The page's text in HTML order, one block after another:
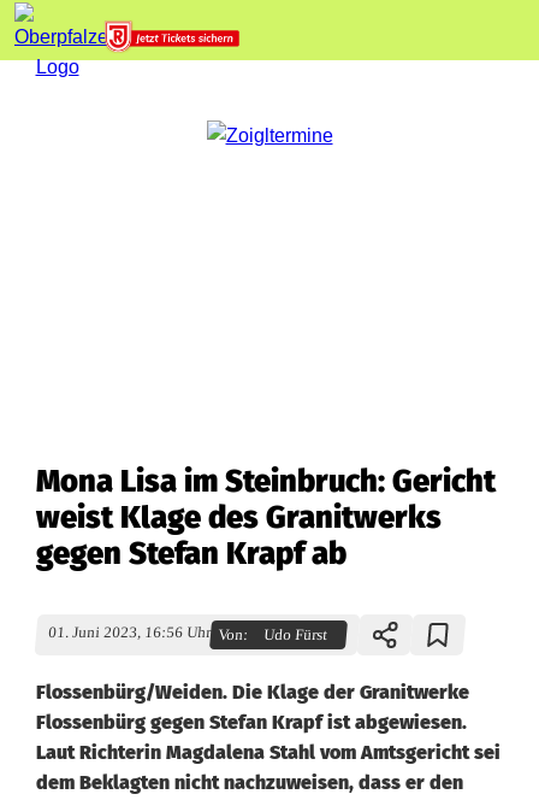
Mona Lisa im Steinbruch: Gericht
weist Klage des Granitwerks
gegen Stefan Krapf ab
01. Juni 2023, 16:56 Uhr Von: Udo Fürst
Flossenbürg/Weiden. Die Klage der Granitwerke
Flossenbürg gegen Stefan Krapf ist abgewiesen.
Laut Richterin Magdalena Stahl vom Amtsgericht sei
dem Beklagten nicht nachzuweisen, dass er den